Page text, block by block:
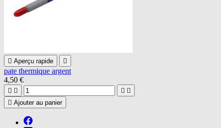
 Aperçu rapide 
pate thermique argent
4,50 €
   
 Ajouter au panier